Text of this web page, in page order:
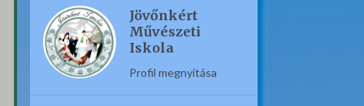
Jövőnkért
Művészeti
Iskola
Profil megnyitása